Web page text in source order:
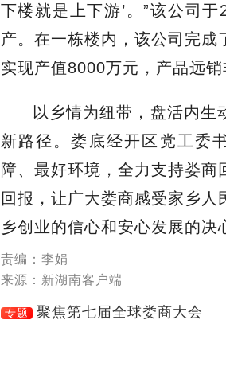
下楼就是上下游’。”该公司于
产。在一栋楼内，该公司完
实现产值8000万元，产品远销
以乡情为纽带 ， 盘活内生
新路径。娄底经开区党工委
障、最好环境，全力支持娄商
回报， 让广大娄商感受家乡人
乡创业的信心和安心发展的决
责编：李娟
来源：新湖南客户端
专题 聚焦第七届全球娄商大会